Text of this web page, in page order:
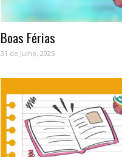
Boas Férias
31 de Julho, 2025